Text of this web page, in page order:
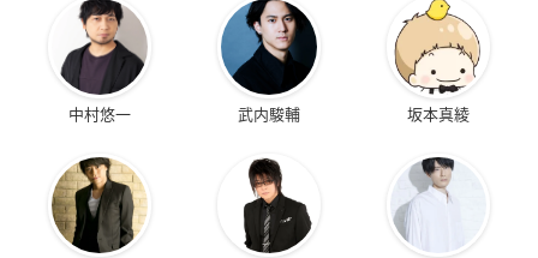
中村悠一 武内駿輔 坂本真綾